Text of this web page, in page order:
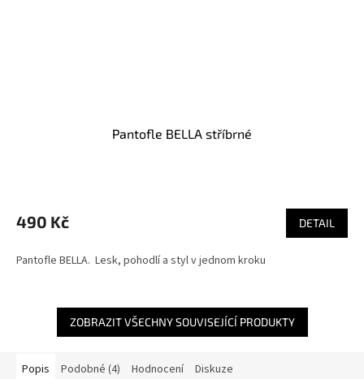
Pantofle BELLA stříbrné
490 Kč DETAIL
Pantofle BELLA. Lesk, pohodlí a styl v jednom kroku
ZOBRAZIT VŠECHNY SOUVISEJÍCÍ PRODUKTY
Popis Podobné (4) Hodnocení Diskuze